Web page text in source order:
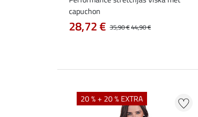
capuchon
35,90 €44,90 €
28,72 €
20 % + 20 % EXTRA